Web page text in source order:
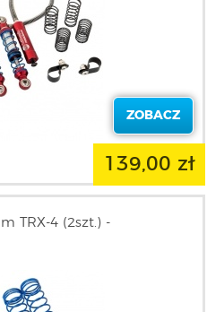
ZOBACZ
139,00 zł
TRX-4 (2szt.) -